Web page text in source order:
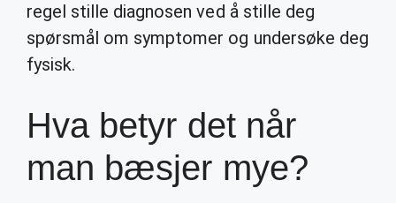
regel stille diagnosen ved å stille deg
spørsmål om symptomer og undersøke deg
fysisk.
Hva betyr det når
man bæsjer mye?